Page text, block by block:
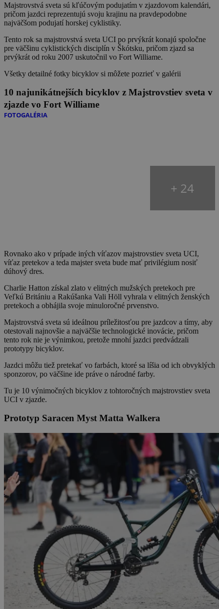
Majstrovstvá sveta sú kľúčovým podujatím v zjazdovom kalendári,
pričom jazdci reprezentujú svoju krajinu na pravdepodobne
najväčšom podujatí horskej cyklistiky.
Tento rok sa majstrovstvá sveta UCI po prvýkrát konajú spoločne
pre väčšinu cyklistických disciplín v Škótsku, pričom zjazd sa
prvýkrát od roku 2007 uskutočnil vo Fort Williame.
Všetky detailné fotky bicyklov si môžete pozrieť v galérii
10 najunikátnejších bicyklov z Majstrovstiev sveta v
zjazde vo Fort Williame
FOTOGALÉRIA
+ 24
Rovnako ako v prípade iných víťazov majstrovstiev sveta UCI,
víťaz pretekov a teda majster sveta bude mať privilégium nosiť
dúhový dres.
Charlie Hatton získal zlato v elitných mužských pretekoch pre
Veľkú Britániu a Rakúšanka Vali Höll vyhrala v elitných ženských
pretekoch a obhájila svoje minuloročné prvenstvo.
Majstrovstvá sveta sú ideálnou príležitosťou pre jazdcov a tímy, aby
otestovali najnovšie a najväčšie technologické inovácie, pričom
tento rok nie je výnimkou, pretože mnohí jazdci predvádzali
prototypy bicyklov.
Jazdci môžu tiež pretekať vo farbách, ktoré sa líšia od ich obvyklých
sponzorov, po väčšine ide práve o národné farby.
Tu je 10 výnimočných bicyklov z tohtoročných majstrovstiev sveta
UCI v zjazde.
Prototyp Saracen Myst Matta Walkera